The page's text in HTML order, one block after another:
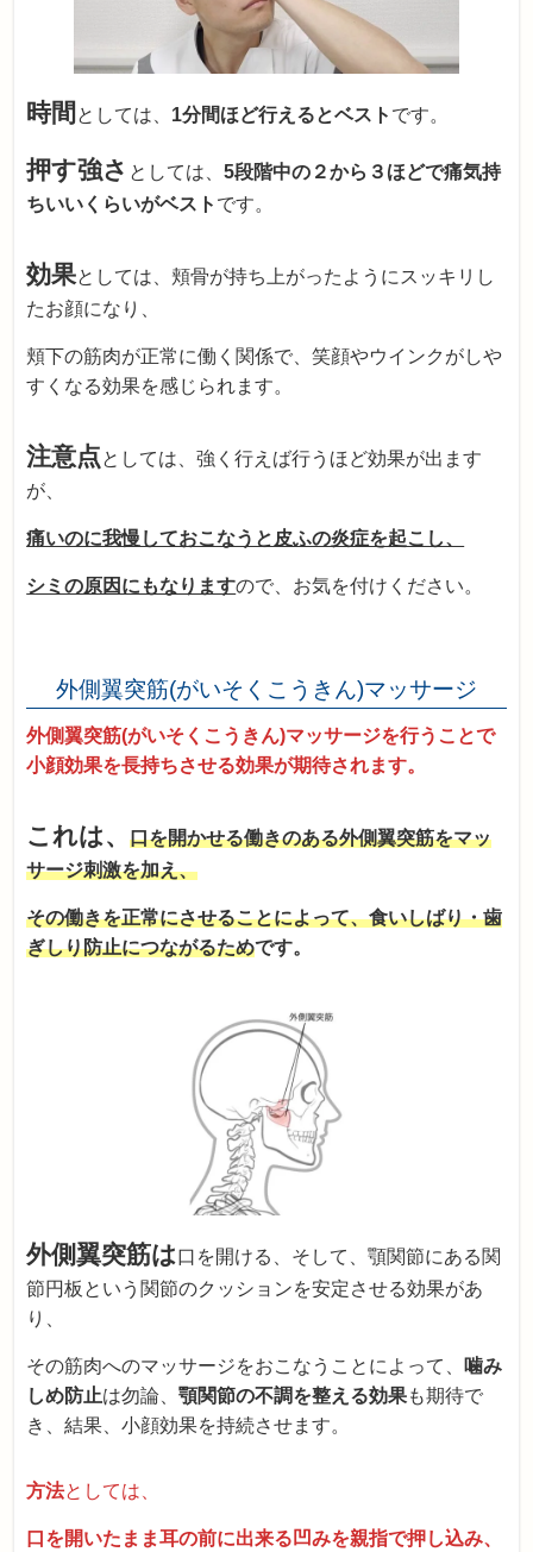
時間 としては、 1分間ほど行えるとベスト です。
押す強さ としては、5段階中の２から３ほどで痛気持
ちいいくらいがベスト です。
効果としては、頬骨が持ち上がったようにスッキリし
たお顔になり、
頬下の筋肉が正常に働く関係で、笑顔やウインクがしや
すくなる効果を感じられます。
注意点としては、強く行えば行うほど効果が出ます
が、
痛いのに我慢しておこなうと皮ふの炎症を起こし、
シミの原因にもなりますので、お気を付けください。
外側翼突筋(がいそくこうきん)マッサージ
外側翼突筋(がいそくこうきん)マッサージを行うことで
小顔効果を長持ちさせる効果が期待されます。
これは、口を開かせる働きのある外側翼突筋をマッ
サージ刺激を加え、
その働きを正常にさせることによって、食いしばり・歯
ぎしり防止につながるためです。
外側翼突筋は口を開ける、そして、顎関節にある関
節円板という関節のクッションを安定させる効果があ
り、
その筋肉へのマッサージをおこなうことによって、
噛み
しめ防止は勿論、顎関節の不調を整える効果も期待で
き、結果、小顔効果を持続させます。
方法としては、
口を開いたまま耳の前に出来る凹みを親指で押し込み、